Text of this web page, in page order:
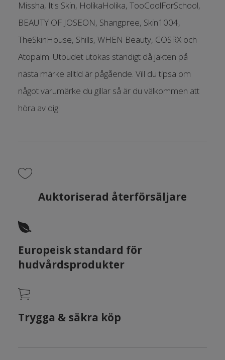
Missha, It's Skin, HolikaHolika, TooCoolForSchool,
BEAUTY OF JOSEON, Shangpree, Skin1004,
TheSkinHouse, Shills, WHEN Beauty, COSRX och
Atopalm. Utbudet utökas ständigt då jakten på
nästa märke alltid är pågående. Vill du tipsa om
något varumärke du gillar så är du välkommen att
höra av dig!
Auktoriserad återförsäljare
Europeisk standard för
hudvårdsprodukter
Trygga & säkra köp